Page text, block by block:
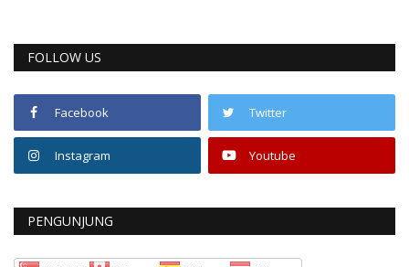
FOLLOW US
Facebook Twitter
Instagram Youtube
PENGUNJUNG